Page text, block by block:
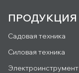
ПРОДУКЦИЯ
Садовая техника
Силовая техника
Электроинструмент